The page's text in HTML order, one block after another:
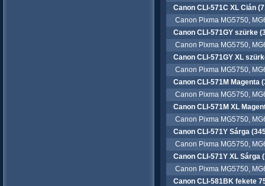
Canon CLI-571C XL Cián
Canon Pixma MG5750,
Canon CLI-571GY szürke
Canon Pixma MG5750,
Canon CLI-571GY XL
Canon Pixma MG5750,
Canon CLI-571M Magenta
Canon Pixma MG5750,
Canon CLI-571M XL
Canon Pixma MG5750,
Canon CLI-571Y Sárga
Canon Pixma MG5750,
Canon CLI-571Y XL Sárga
Canon Pixma MG5750,
Canon CLI-581BK fekete